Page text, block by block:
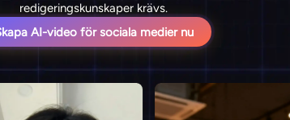
redigeringskunskaper krävs.
AI-video för sociala medier nu